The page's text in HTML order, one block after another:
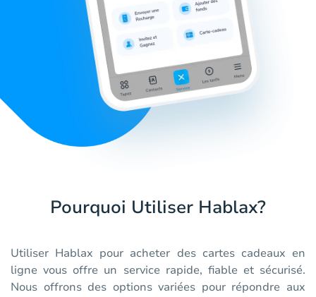
Pourquoi Utiliser Hablax?
Utiliser Hablax pour acheter des cartes cadeaux en
ligne vous offre un service rapide, fiable et sécurisé.
Nous offrons des options variées pour répondre aux